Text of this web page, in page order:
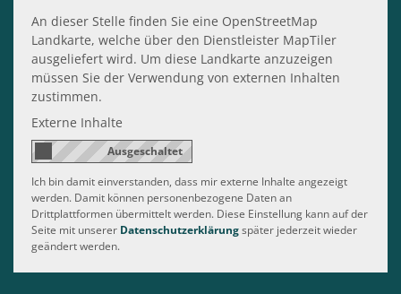
An dieser Stelle finden Sie eine OpenStreetMap
Landkarte, welche über den Dienstleister MapTiler
ausgeliefert wird. Um diese Landkarte anzuzeigen
müssen Sie der Verwendung von externen Inhalten
zustimmen.
Externe Inhalte
Ich bin damit einverstanden, dass mir externe Inhalte angezeigt
werden. Damit können personenbezogene Daten an
Drittplattformen übermittelt werden. Diese Einstellung kann auf der
Seite mit unserer Datenschutzerklärungspäter jederzeit wieder
geändert werden.